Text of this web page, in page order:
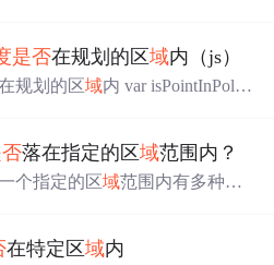
内。 数学上的计算公式是这样的： ...
是否在规划的区域内（js）
规划的区域内 var isPointInPolyg
做点在多边形内，直接返回true
var intersectCount = 0;//cross points count of x .
落在指定的区域范围内？
个指定的区域范围内有多种实
api /** * 使用Path2D创建一个多边形 * @param polygon
在特定区域内